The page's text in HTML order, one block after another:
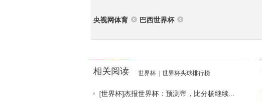
央视网体育 巴西世界杯
相关阅读 世界杯 世界杯头球排行榜
[世界杯]杰报世界杯：预测帝，比分杨继续...